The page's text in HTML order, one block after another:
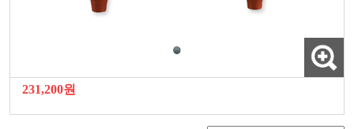
231,200원